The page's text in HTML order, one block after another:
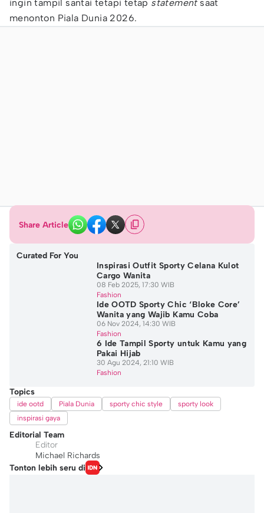
ingin tampil santai tetapi tetap statement saat
menonton Piala Dunia 2026.
Share Article
Curated For You
Inspirasi Outfit Sporty Celana Kulot
Cargo Wanita
08 Feb 2025, 17:30 WIB
Fashion
Ide OOTD Sporty Chic ‘Bloke Core’
Wanita yang Wajib Kamu Coba
06 Nov 2024, 14:30 WIB
Fashion
6 Ide Tampil Sporty untuk Kamu yang
Pakai Hijab
30 Agu 2024, 21:10 WIB
Fashion
Topics
ide ootd Piala Dunia sporty chic style
sporty look
inspirasi gaya
Editorial Team
Editor
Michael Richards
Tonton lebih seru di